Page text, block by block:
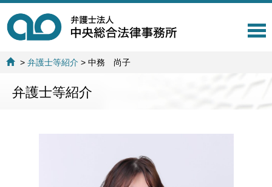
T
>弁護士等紹介 >中務 尚子
弁護士等紹介